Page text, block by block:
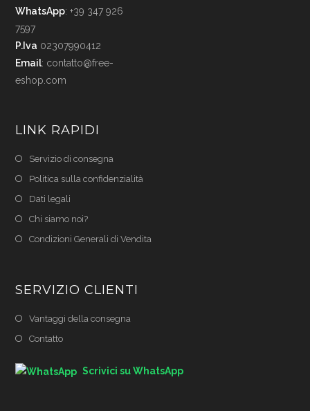
WhatsApp: +39 347 926
7597
P.Iva 02307990412
Email: contatto@free-
eshop.com
LINK RAPIDI
Servizio di consegna
Politica sulla confidenzialità
Dati legali
Chi siamo noi?
Condizioni Generali di Vendita
SERVIZIO CLIENTI
Vantaggi della consegna
Contatto
Scrivici su WhatsApp